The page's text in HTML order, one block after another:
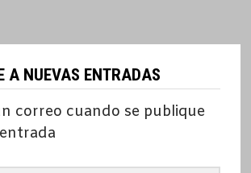
A NUEVAS ENTRADAS
correo cuando se publique